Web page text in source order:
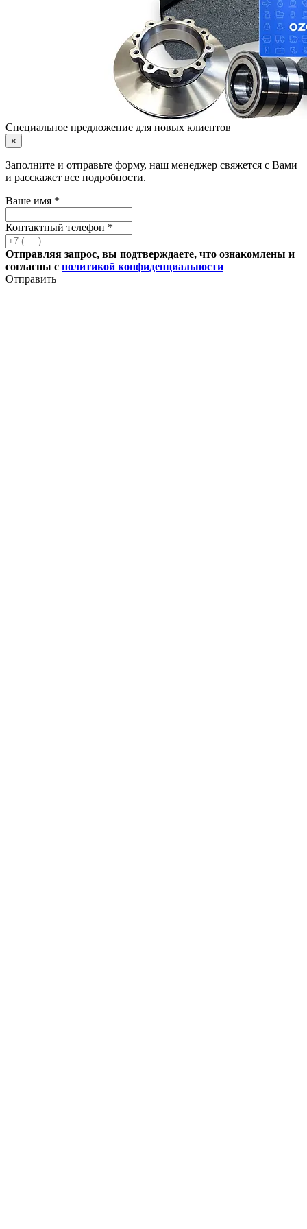
Специальное предложение для новых клиентов
×
Заполните и отправьте форму, наш менеджер свяжется с Вами
и расскажет все подробности.
Ваше имя *
Контактный телефон *
Отправляя запрос, вы подтверждаете, что ознакомлены и
согласны с политикой конфиденциальности
Отправить